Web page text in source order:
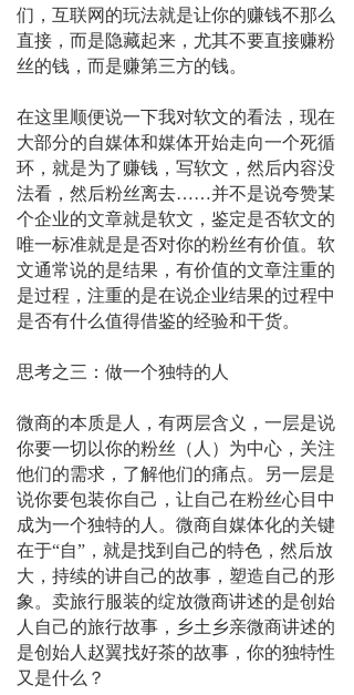
们，互联网的玩法就是让你的赚钱不那么
直接，而是隐藏起来，尤其不要直接赚粉
丝的钱，而是赚第三方的钱。
在这里顺便说一下我对软文的看法，现在
大部分的自媒体和媒体开始走向一个死循
环，就是为了赚钱，写软文，然后内容没
法看，然后粉丝离去……并不是说夸赞某
个企业的文章就是软文，鉴定是否软文的
唯一标准就是是否对你的粉丝有价值。软
文通常说的是结果，有价值的文章注重的
是过程，注重的是在说企业结果的过程中
是否有什么值得借鉴的经验和干货。
思考之三：做一个独特的人
微商的本质是人，有两层含义，一层是说
你要一切以你的粉丝（人）为中心，关注
他们的需求，了解他们的痛点。另一层是
说你要包装你自己，让自己在粉丝心目中
成为一个独特的人。微商自媒体化的关键
在于“自”，就是找到自己的特色，然后放
大，持续的讲自己的故事，塑造自己的形
象。卖旅行服装的绽放微商讲述的是创始
人自己的旅行故事，乡土乡亲微商讲述的
是创始人赵翼找好茶的故事，你的独特性
又是什么？